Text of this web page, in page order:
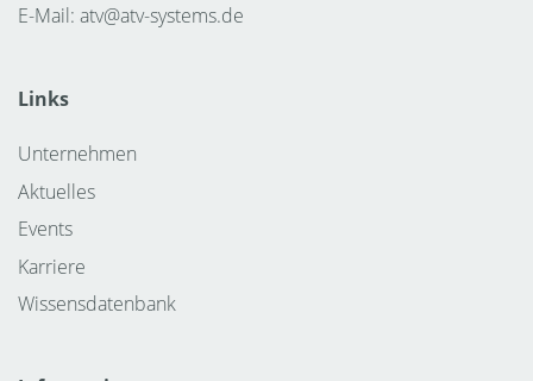
E-Mail: atv@atv-systems.de
Links
Unternehmen
Aktuelles
Events
Karriere
Wissensdatenbank